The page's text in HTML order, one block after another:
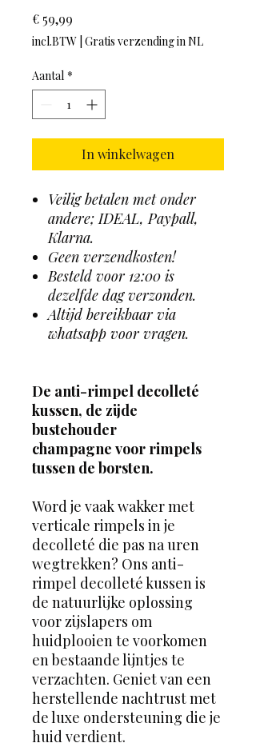
€ 59,99
incl.BTW Gratis verzending in NL
Aantal *
In winkelwagen
Veilig betalen met onder
andere; IDEAL, Paypall,
Klarna.
Geen verzendkosten!
Besteld voor 12:00 is
dezelfde dag verzonden.
Altijd bereikbaar via
whatsapp voor vragen.
De anti-rimpel decolleté
kussen, de zijde
bustehouder
champagne voor rimpels
tussen de borsten.
Word je vaak wakker met
verticale rimpels in je
decolleté die pas na uren
wegtrekken? Ons anti-
rimpel decolleté kussen is
de natuurlijke oplossing
voor zijslapers om
huidplooien te voorkomen
en bestaande lijntjes te
verzachten. Geniet van een
herstellende nachtrust met
de luxe ondersteuning die je
huid verdient.